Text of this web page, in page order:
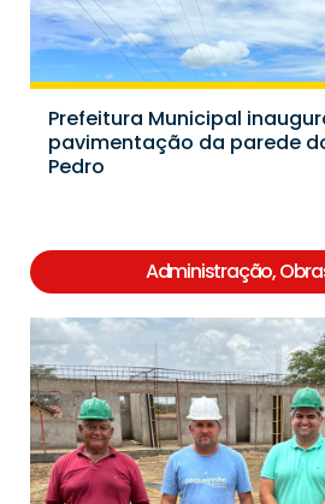
Prefeitura Municipal
pavimentação da parede
Pedro
Administração,